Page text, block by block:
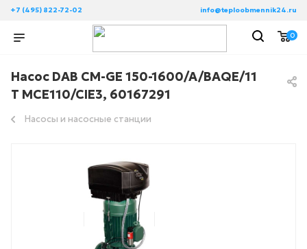
+7 (495) 822-72-02 info@teploobmennik24.ru
0
Насос DAB CM-GE 150-1600/A/BAQE/11
T MCE110/CIE3, 60167291
Насосы и насосные станции